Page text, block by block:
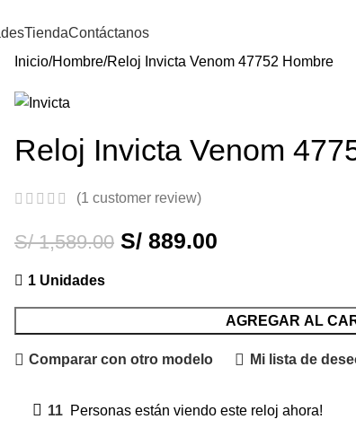
TiendaContáctanos
Inicio Hombre Reloj Invicta Venom 47752 Hombre
Reloj Invicta Venom
(1 customer review)
S/1,589.00 S/ 889.00
1 Unidades
AGREGAR AL
Comparar con otro modelo Mi lista de
11 Personas están viendo este reloj ahora!